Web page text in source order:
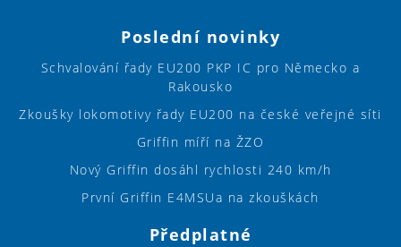
Poslední novinky
Schvalování řady EU200 PKP IC pro Německo a
Rakousko
Zkoušky lokomotivy řady EU200 na české veřejné síti
Griffin míří na ŽZO
Nový Griffin dosáhl rychlosti 240 km/h
První Griffin E4MSUa na zkouškách
Předplatné